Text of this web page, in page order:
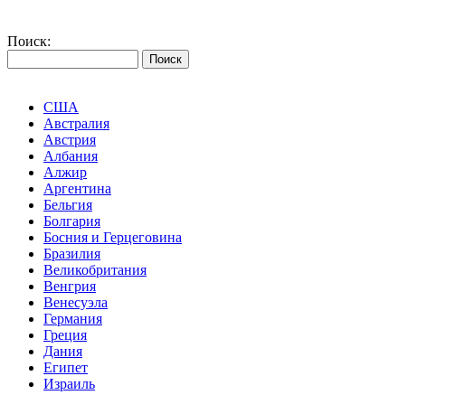
Поиск:
США
Австралия
Австрия
Албания
Алжир
Аргентина
Бельгия
Болгария
Босния и Герцеговина
Бразилия
Великобритания
Венгрия
Венесуэла
Германия
Греция
Дания
Египет
Израиль